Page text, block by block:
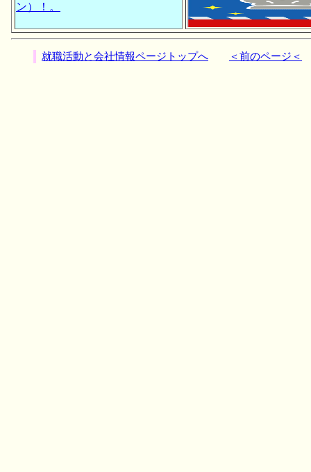
ン）！。
就職活動と会社情報ページトップへ ＜前のページ＜